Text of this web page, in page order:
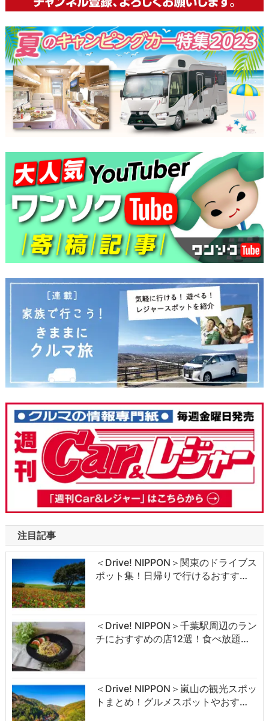
注目記事
＜Drive! NIPPON＞関東のドライブス
ポット集！日帰りで行けるおすす…
＜Drive! NIPPON＞千葉駅周辺のラン
チにおすすめの店12選！食べ放題…
＜Drive! NIPPON＞嵐山の観光スポッ
トまとめ！グルメスポットやおす…